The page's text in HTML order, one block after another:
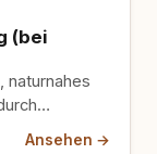
(bei
naturnahes
Ansehen →